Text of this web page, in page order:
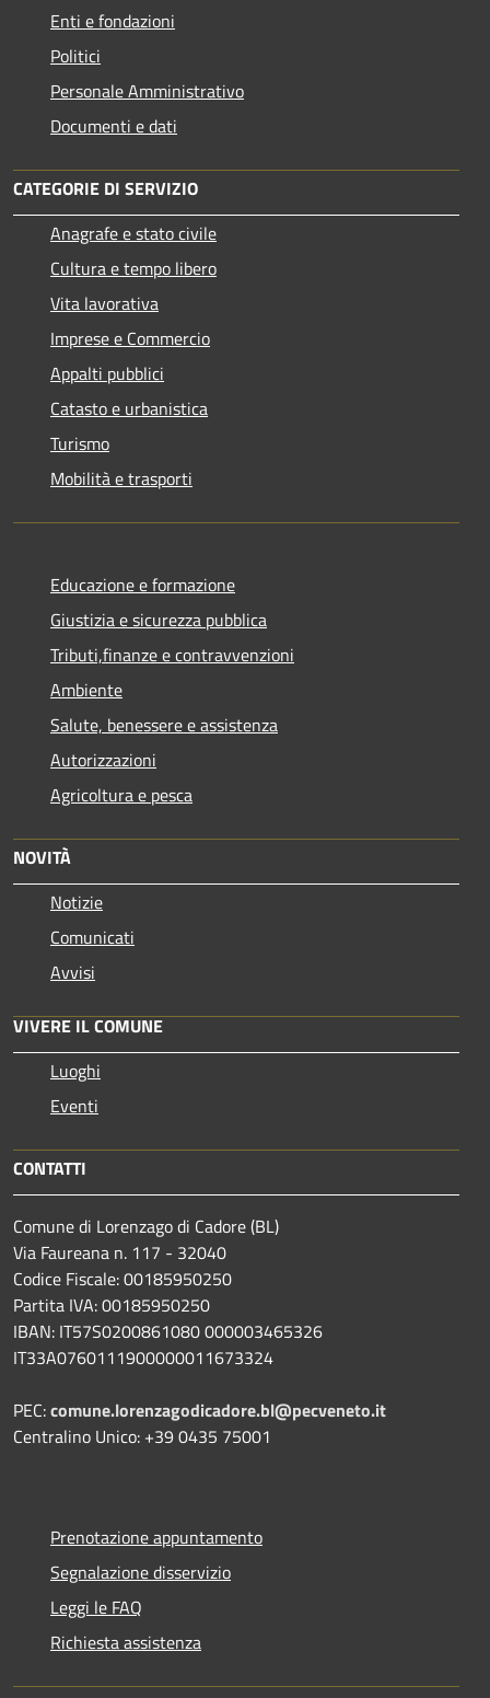
Enti e fondazioni
Politici
Personale Amministrativo
Documenti e dati
CATEGORIE DI SERVIZIO
Anagrafe e stato civile
Cultura e tempo libero
Vita lavorativa
Imprese e Commercio
Appalti pubblici
Catasto e urbanistica
Turismo
Mobilità e trasporti
Educazione e formazione
Giustizia e sicurezza pubblica
Tributi,finanze e contravvenzioni
Ambiente
Salute, benessere e assistenza
Autorizzazioni
Agricoltura e pesca
NOVITÀ
Notizie
Comunicati
Avvisi
VIVERE IL COMUNE
Luoghi
Eventi
CONTATTI
Comune di Lorenzago di Cadore (BL)
Via Faureana n. 117 - 32040
Codice Fiscale: 00185950250
Partita IVA: 00185950250
IBAN: IT57S0200861080 000003465326
IT33A0760111900000011673324
PEC:comune.lorenzagodicadore.bl@pecveneto.it
Centralino Unico: +39 0435 75001
Prenotazione appuntamento
Segnalazione disservizio
Leggi le FAQ
Richiesta assistenza